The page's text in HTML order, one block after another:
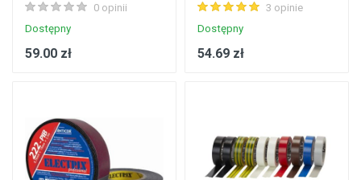
0 opinii
Dostępny
59.00 zł
3 opinie
Dostępny
54.69 zł